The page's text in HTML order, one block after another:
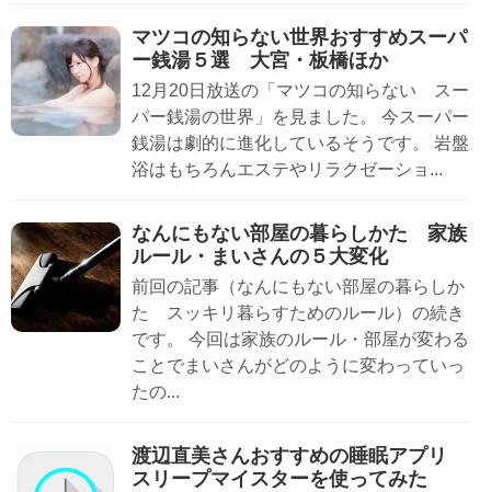
マツコの知らない世界おすすめスーパ
ー銭湯５選 大宮・板橋ほか
12月20日放送の「マツコの知らない スー
パー銭湯の世界」を見ました。 今スーパー
銭湯は劇的に進化しているそうです。 岩盤
浴はもちろんエステやリラクゼーショ...
なんにもない部屋の暮らしかた 家族
ルール・まいさんの５大変化
前回の記事（なんにもない部屋の暮らしか
た スッキリ暮らすためのルール）の続き
です。 今回は家族のルール・部屋が変わる
ことでまいさんがどのように変わっていっ
たの...
渡辺直美さんおすすめの睡眠アプリ
スリープマイスターを使ってみた